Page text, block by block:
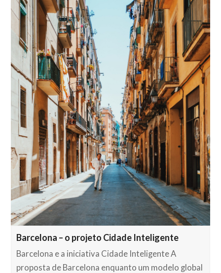
Barcelona – o projeto Cidade Inteligente
Barcelona e a iniciativa Cidade Inteligente A
proposta de Barcelona enquanto um modelo global